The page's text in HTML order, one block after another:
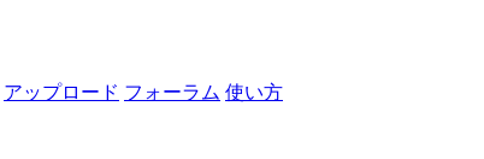
アップロード フォーラム 使い方